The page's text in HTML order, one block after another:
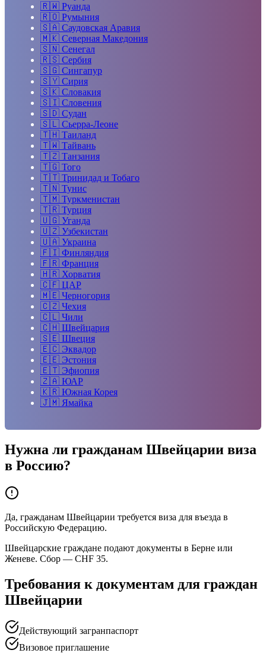
🇷🇼 Руанда
🇷🇴 Румыния
🇸🇦 Саудовская Аравия
🇲🇰 Северная Македония
🇸🇳 Сенегал
🇷🇸 Сербия
🇸🇬 Сингапур
🇸🇾 Сирия
🇸🇰 Словакия
🇸🇮 Словения
🇸🇩 Судан
🇸🇱 Сьерра-Леоне
🇹🇭 Таиланд
🇹🇼 Тайвань
🇹🇿 Танзания
🇹🇬 Того
🇹🇹 Тринидад и Тобаго
🇹🇳 Тунис
🇹🇲 Туркменистан
🇹🇷 Турция
🇺🇬 Уганда
🇺🇿 Узбекистан
🇺🇦 Украина
🇫🇮 Финляндия
🇫🇷 Франция
🇭🇷 Хорватия
🇨🇫 ЦАР
🇲🇪 Черногория
🇨🇿 Чехия
🇨🇱 Чили
🇨🇭 Швейцария
🇸🇪 Швеция
🇪🇨 Эквадор
🇪🇪 Эстония
🇪🇹 Эфиопия
🇿🇦 ЮАР
🇰🇷 Южная Корея
🇯🇲 Ямайка
Нужна ли гражданам Швейцарии виза
в Россию?
Да, гражданам Швейцарии требуется виза для въезда в
Российскую Федерацию.
Швейцарские граждане подают документы в Берне или
Женеве. Сбор — CHF 35.
Требования к документам для граждан
Швейцарии
Действующий загранпаспорт
Визовое приглашение